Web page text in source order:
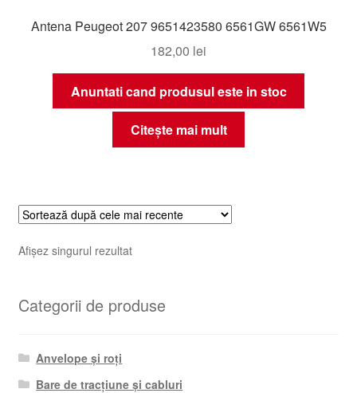
Termeni si conditii
Antena Peugeot 207 9651423580 6561GW 6561W5
182,00 lei
Anuntati cand produsul este in stoc
Citește mai mult
Afișez singurul rezultat
Categorii de produse
Anvelope și roți
Bare de tracțiune și cabluri